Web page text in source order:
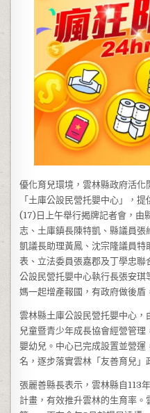
優化育兒環境，雲林縣政府活
「土庫公設民營托嬰中心」，
(17)日上午舉行揭牌記者會，由
志、土庫鎮長陳特凱、縣議員
凱議長助理黃鳳、沈宗隆議員
表、立法委員張嘉郡及丁學忠
公設民營托嬰中心執行長張安
媽一起增產報國，有政府做後盾
雲林縣土庫公設民營托嬰中心
兒童暨青少年成長協會經營管
嬰幼兒。中心已完成設置並營運
名，逐步落實雲林「友善育兒」
張麗善縣長表示，雲林縣自113
計畫，有效推升雲林的生育率